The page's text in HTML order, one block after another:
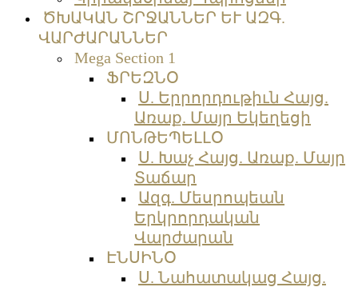
ԾԽԱԿԱՆ ՇՐՋԱՆՆԵՐ ԵՒ ԱԶԳ.
ՎԱՐԺԱՐԱՆՆԵՐ
Mega Section 1
ՖՐԵԶՆՕ
Ս. Երրորդութիւն Հայց.
Առաք. Մայր Եկեղեցի
ՄՈՆԹԵՊԵԼԼՕ
Ս. Խաչ Հայց. Առաք. Մայր
Տաճար
Ազգ. Մեսրոպեան
Երկրորդական
Վարժարան
ԷՆՍԻՆՕ
Ս. Նահատակաց Հայց.